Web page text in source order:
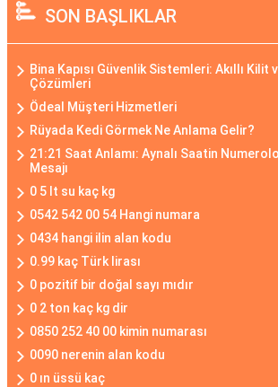
SON BAŞLIKLAR
Bina Kapısı Güvenlik Sistemleri: Akıllı Kilit
Çözümleri
Ödeal Müşteri Hizmetleri
Rüyada Kedi Görmek Ne Anlama Gelir?
21:21 Saat Anlamı: Aynalı Saatin
Mesajı
0 5 lt su kaç kg
0542 542 00 54 Hangi numara
0434 hangi ilin alan kodu
0.99 kaç Türk lirası
0 pozitif bir doğal sayı mıdır
0 2 ton kaç kg dir
0850 252 40 00 kimin numarası
0090 nerenin alan kodu
0 ın üssü kaç